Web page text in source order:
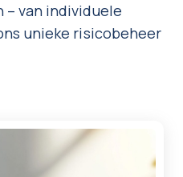
van individuele
unieke risicobeheer